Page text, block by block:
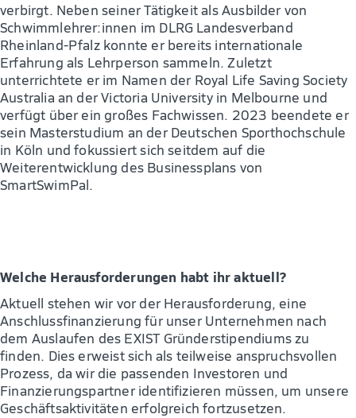
verbirgt. Neben seiner Tätigkeit als Ausbilder von
Schwimmlehrer:innen im DLRG Landesverband
Rheinland-Pfalz konnte er bereits internationale
Erfahrung als Lehrperson sammeln. Zuletzt
unterrichtete er im Namen der Royal Life Saving Society
Australia an der Victoria University in Melbourne und
verfügt über ein großes Fachwissen. 2023 beendete er
sein Masterstudium an der Deutschen Sporthochschule
in Köln und fokussiert sich seitdem auf die
Weiterentwicklung des Businessplans von
SmartSwimPal.
Welche Herausforderungen habt ihr aktuell?
Aktuell stehen wir vor der Herausforderung, eine
Anschlussfinanzierung für unser Unternehmen nach
dem Auslaufen des EXIST Gründerstipendiums zu
finden. Dies erweist sich als teilweise anspruchsvollen
Prozess, da wir die passenden Investoren und
Finanzierungspartner identifizieren müssen, um unsere
Geschäftsaktivitäten erfolgreich fortzusetzen.